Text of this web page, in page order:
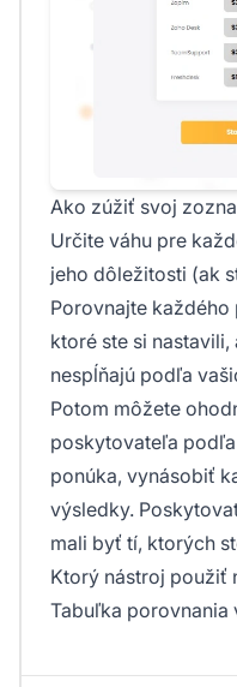
Ako zúžiť svoj
Určite váhu pre
jeho dôležitosti (ak
Porovnajte
ktoré ste si
nespĺňajú podľa
Potom môžete
poskytovateľa
ponúka, vynásobiť
výsledky.
mali byť tí, ktorých
Ktorý nástroj použiť
Tabuľka porovnania